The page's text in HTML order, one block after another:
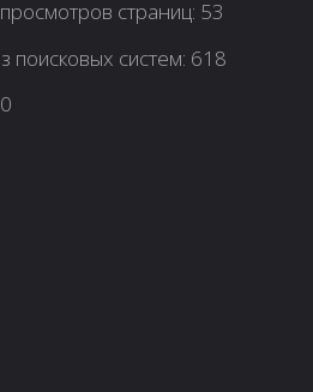
страниц: 53
поисковых систем: 618